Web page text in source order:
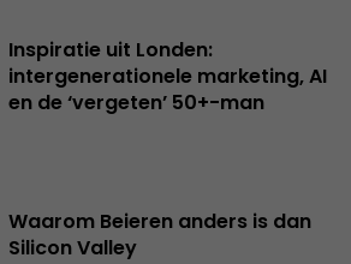
Inspiratie uit Londen:
intergenerationele marketing, AI
en de ‘vergeten’ 50+-man
Waarom Beieren anders is dan
Silicon Valley